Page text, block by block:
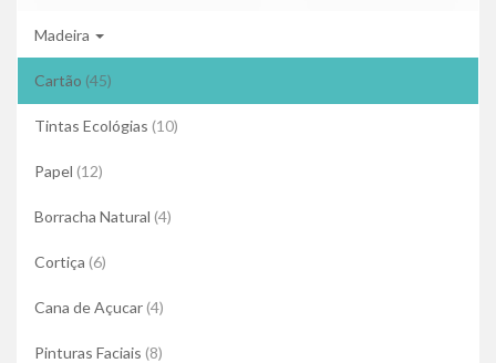
Madeira
Cartão (45)
Tintas Ecológias (10)
Papel (12)
Borracha Natural (4)
Cortiça (6)
Cana de Açucar (4)
Pinturas Faciais (8)